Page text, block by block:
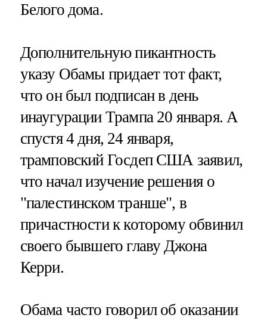
Белого дома.
Дополнительную пикантность
указу Обамы придает тот факт,
что он был подписан в день
инаугурации Трампа 20 января. А
спустя 4 дня, 24 января,
трамповский Госдеп США заявил,
что начал изучение решения о
"палестинском транше", в
причастности к которому обвинил
своего бывшего главу Джона
Керри.
Обама часто говорил об оказании